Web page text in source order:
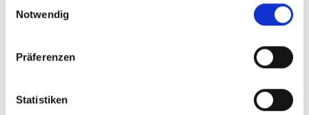
Notwendig
Präferenzen
Statistiken
Präzise Temperaturführung für höchste